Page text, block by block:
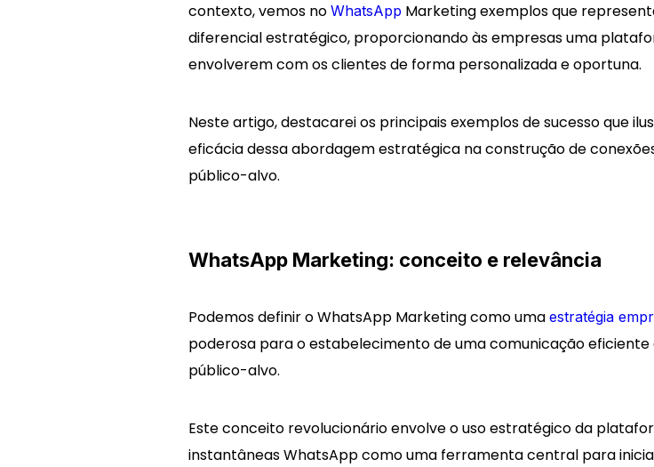
contexto, vemos no WhatsApp Marketing exemplos que
diferencial estratégico, proporcionando às empresas uma
envolverem com os clientes de forma personalizada e oportuna.
Neste artigo, destacarei os principais exemplos de sucesso que
eficácia dessa abordagem estratégica na construção de
público-alvo.
WhatsApp Marketing: conceito e relevância
Podemos definir o WhatsApp Marketing como uma estratégia
poderosa para o estabelecimento de uma comunicação
público-alvo.
Este conceito revolucionário envolve o uso estratégico da
instantâneas WhatsApp como uma ferramenta central para